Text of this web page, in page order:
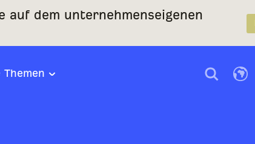
dem unternehmenseigenen
Themen